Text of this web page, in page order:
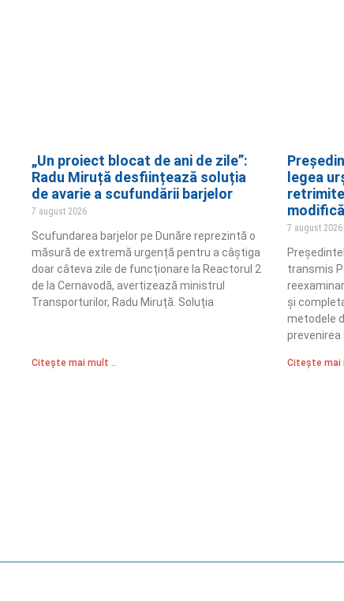
„Un proiect blocat de ani de zile”:
Radu Miruță desființează soluția
de avarie a scufundării barjelor
7 august 2026
Scufundarea barjelor pe Dunăre reprezintă o
măsură de extremă urgență pentru a câștiga
doar câteva zile de funcționare la Reactorul 2
de la Cernavodă, avertizează ministrul
Transporturilor, Radu Miruță. Soluția
Citește mai mult ..
legea
7 august 2026
transmis
și
metodele
Citește mai